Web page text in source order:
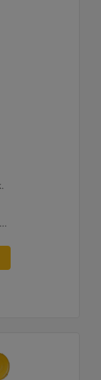
Müşteri Tarafından Sağlanan Atık Arıtma ile NSPS Saha Uyumluluğuna Sahiptir, 0,5 g/bhp-sa. NOx